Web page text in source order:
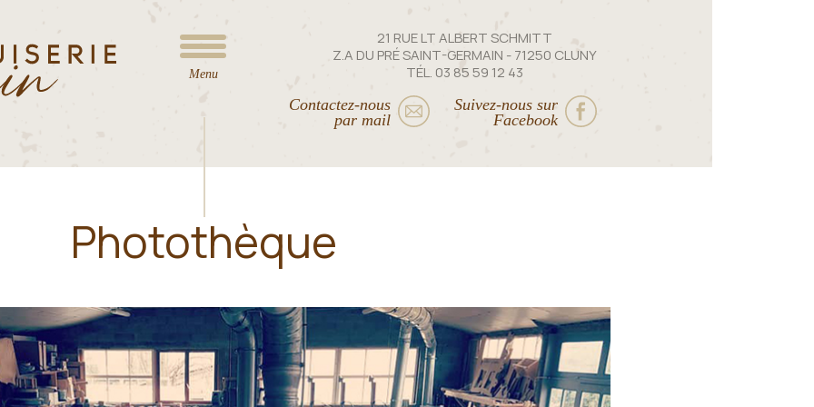
Menu
21 RUE LT ALBERT SCHMITT
Z.A DU PRÉ SAINT-GERMAIN - 71250 CLUNY
TÉL. 03 85 59 12 43
Contactez-nous
par mail
Suivez-nous sur
Facebook
Photothèque